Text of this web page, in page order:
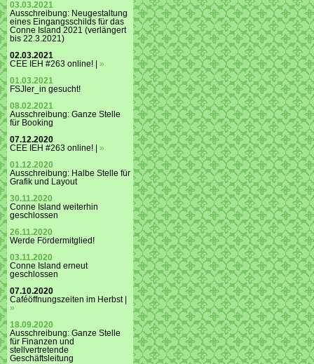
03.03.2021
Ausschreibung: Neugestaltung
eines Eingangsschilds für das
Conne Island 2021 (verlängert
bis 22.3.2021)
02.03.2021
CEE IEH #263 online! | »
01.03.2021
FSJler_in gesucht!
08.02.2021
Ausschreibung: Ganze Stelle
für Booking
07.12.2020
CEE IEH #263 online! | »
01.12.2020
Ausschreibung: Halbe Stelle für
Grafik und Layout
30.11.2020
Conne Island weiterhin
geschlossen
26.11.2020
Werde Fördermitglied!
03.11.2020
Conne Island erneut
geschlossen
07.10.2020
Caféöffnungszeiten im Herbst |
»
18.09.2020
Ausschreibung: Ganze Stelle
für Finanzen und
stellvertretende
Geschäftsleitung